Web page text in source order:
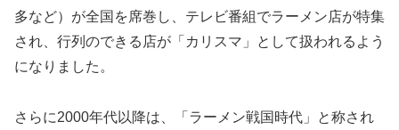
多など）が全国を席巻し、テレビ番組でラーメン店が特集
され、行列のできる店が「カリスマ」として扱われるよう
になりました。
さらに2000年代以降は、「ラーメン戦国時代」と称され